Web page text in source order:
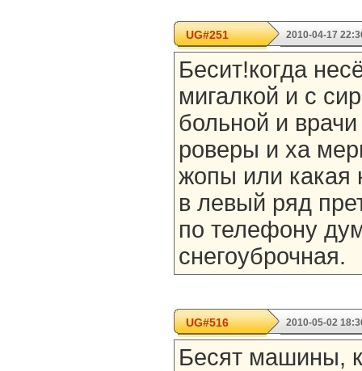
UG#251 2010-04-17
Бесит!когда
мигалкой и с
больной и
роверы и ха
жопы или какая
в левый ряд
по телефону
снегоуброчная.
UG#516 2010-05-02
Бесят машины,